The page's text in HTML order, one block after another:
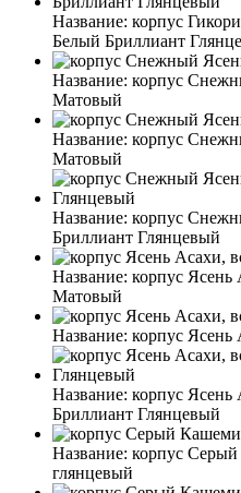
Название: корпус
Белый Бриллиант
Название: корпус
Матовый
Название: корпус
Матовый
Название: корпус
Бриллиант Глянцевый
Название: корпус Ясень
Матовый
Название: корпус Ясень
Название: корпус Ясень
Бриллиант Глянцевый
Название: корпус
глянцевый